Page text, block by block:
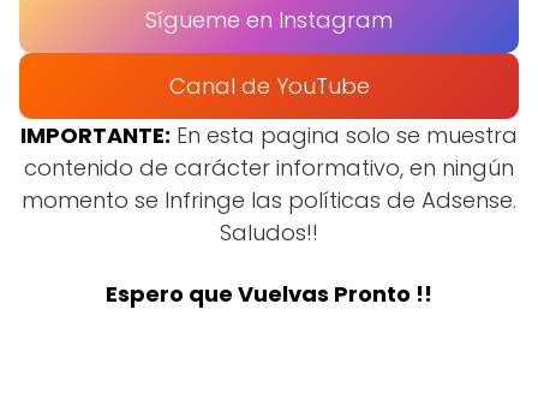
Sígueme en Instagram
Canal de YouTube
IMPORTANTE: En esta pagina solo se muestra
contenido de carácter informativo, en ningún
momento se Infringe las políticas de Adsense.
Saludos!!
Espero que Vuelvas Pronto !!